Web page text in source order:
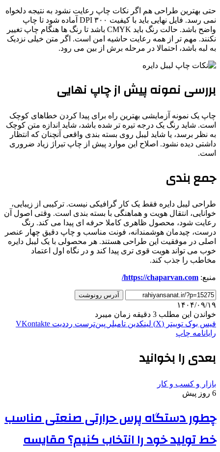
حتی بهترین طراحی هم اگر نکات چاپ رعایت نشود به نتیجه دلخواه
نمی رسد. فایل نهایی باید با کیفیت ۳۰۰ DPI آماده شود تا چاپ
واضح باشد. حالت رنگ باید CMYK باشد تا رنگ ها هنگام چاپ تغییر
نکنند. مهم تر از همه رعایت حاشیه امن است. اگر متن خیلی نزدیک
به لبه باشد، احتمالا در مرحله برش از بین می رود.
بررسی نمونه پیش از چاپ نهایی
چاپ یک نمونه آزمایشی بهترین راه برای پیدا کردن خطاهای کوچک
است. شاید رنگ یک درجه تیره تر شده باشد، شاید اندازه متن کوچک
به نظر برسد، یا شاید لیبل روی بسته بندی واقعی آنچنان که انتظار
داشتی دیده نشود. اصلاح این موارد پیش از چاپ تیراژ زیاد ضروری
است.
جمع بندی
طراحی لیبل دایره فقط یک کار گرافیکی نیست. ترکیبی از زیبایی،
خوانایی، انتقال هویت و هماهنگی با بسته بندی است. وقتی اصول آن
رعایت شود، محصول ظاهری کاملا حرفه ای پیدا می کند. رنگ
درست، چیدمان هوشمندانه، فونت مناسب و چاپ دقیق چهار عنصر
اصلی در موفقیت این طراحی هستند. هر محصولی با یک لیبل دایره
خوب می تواند هویت قوی تری پیدا کند و در نگاه اول اعتماد
مخاطب را جذب کند.
منبع: https://chaparvan.com/
آدرس رونوشت
۱۴۰۴/۰۹/۱۹
خواندن این مطلب 3 دقیقه زمان میبرد
فیس بوک توییتر (X) لینکدین ‫تامبلر ‫پین‌ترست ‫رددیت ‫VKontakte
رایانامه چاپ
بعدی را بخوانید
بازار و کسب و کار
6 روز پیش
چطور دستگاه پرس حرارتی صنعتی مناسب
خط تولید خود را انتخاب کنیم؟ مقایسه